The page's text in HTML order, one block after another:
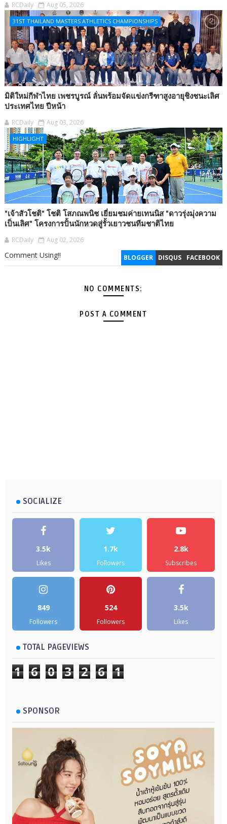
RCDaily Aug 05, 2026
31ST THAILAND MASTERS ATHLETICS CHAMPIONSHIPS
มิติใหม่กีฬาไทย เพชรบูรณ์ ลั่นพร้อมจัดแข่งกรีฑาสูงอายุชิงชนะเลิศ
ประเทศไทย ปีหน้า
RCDaily Aug 03, 2026
HIGHLIGHT
"เจ้าสัวโชติ" โชติ โสภณพนิช เยี่ยมชมค่ายเทนนิส "ดาวรุ่งมุ่งความ
เป็นเลิศ" โครงการปั้นนักหวดสู่รั้วเยาวชนทีมชาติไทย
RCDaily Aug 02, 2026
BLOGGER DISQUS FACEBOOK
Comment Using!!
NO COMMENTS:
POST A COMMENT
SOCIALIZE
3.5k
Likes
1.7k
Followers
2.8k
Subscribes
849
Followers
524
Followers
3.5k
Likes
TOTAL PAGEVIEWS
1 6 0 3 2 6 1
SPONSOR